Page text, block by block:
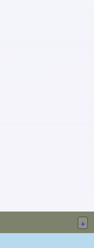
+